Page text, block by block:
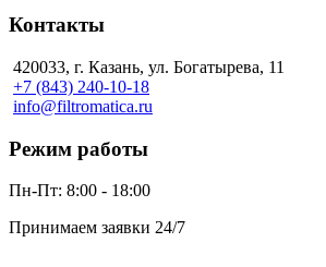
Контакты
420033, г. Казань, ул. Богатырева, 11
+7 (843) 240-10-18
info@filtromatica.ru
Режим работы
Пн-Пт: 8:00 - 18:00
Принимаем заявки 24/7